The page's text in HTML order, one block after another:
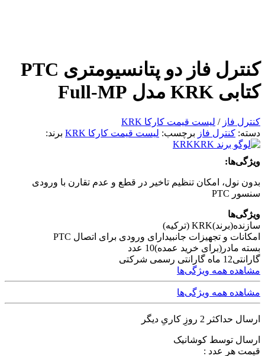
کنترل فاز دو پتانسیومتری PTC
کتابی KRK مدل Full-MP
کنترل فاز / لیست قیمت کارکا KRK
دسته: کنترل فاز برچسب: لیست قیمت کارکا KRK
برند:
KRK
ویژگی‌ها:
بدون نول، امکان تنظیم تاخیر در قطع و عدم تقارن با ورودی
سنسور PTC
ویژگی‌ها
سازنده(برند)KRK (ترکیه)
امکانات و تجهیزات جانبیدارای ورودی برای اتصال PTC
بسته مادر(برای خرید عمده)10 عدد
گارانتی12 ماه گارانتی رسمی شرکتی
مشاهده همه ویژگی‌ها
مشاهده همه ویژگی‌ها
ارسال حداکثر 2 روزِ کاریِ دیگر
ارسال توسط کوشانیک
قیمت هر عدد :